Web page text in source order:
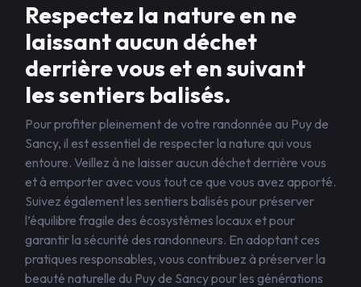
Respectez la nature en ne
laissant aucun déchet
derrière vous et en suivant
les sentiers balisés.
Pour profiter pleinement de votre randonnée au Puy de
Sancy, il est essentiel de respecter la nature qui vous
entoure. Veillez à ne laisser aucun déchet derrière vous
et à emporter avec vous tout ce que vous avez apporté.
Suivez également les sentiers balisés pour préserver
l’équilibre fragile des écosystèmes locaux et pour
garantir la sécurité des randonneurs. En adoptant ces
pratiques responsables, vous contribuez à préserver la
beauté naturelle du Puy de Sancy pour les générations